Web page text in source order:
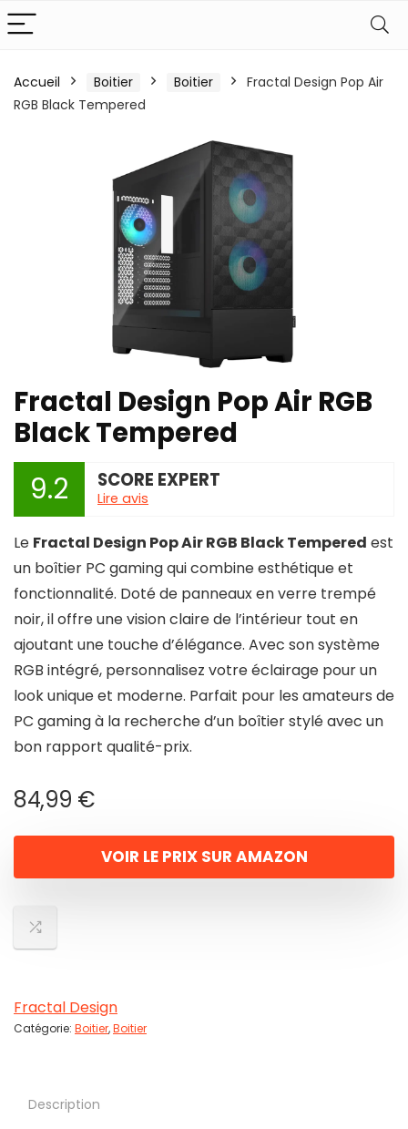
Accueil Boitier Boitier
Fractal Design Pop Air
RGB Black Tempered
Fractal Design Pop Air RGB
Black Tempered
9.2 SCORE EXPERT
Lire avis
Le Fractal Design Pop Air RGB Black Tempered est
un boîtier PC gaming qui combine esthétique et
fonctionnalité. Doté de panneaux en verre trempé
noir, il offre une vision claire de l’intérieur tout en
ajoutant une touche d’élégance. Avec son système
RGB intégré, personnalisez votre éclairage pour un
look unique et moderne. Parfait pour les amateurs de
PC gaming à la recherche d’un boîtier stylé avec un
bon rapport qualité-prix.
84,99 €
VOIR LE PRIX SUR AMAZON
Fractal Design
Catégorie: Boitier,Boitier
Description